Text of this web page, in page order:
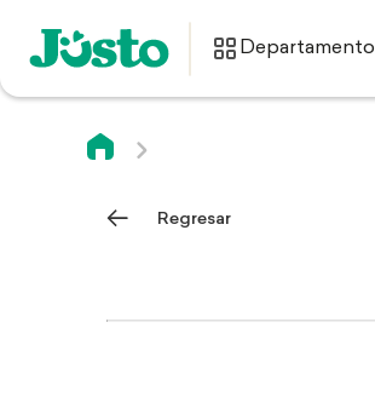
Regresar